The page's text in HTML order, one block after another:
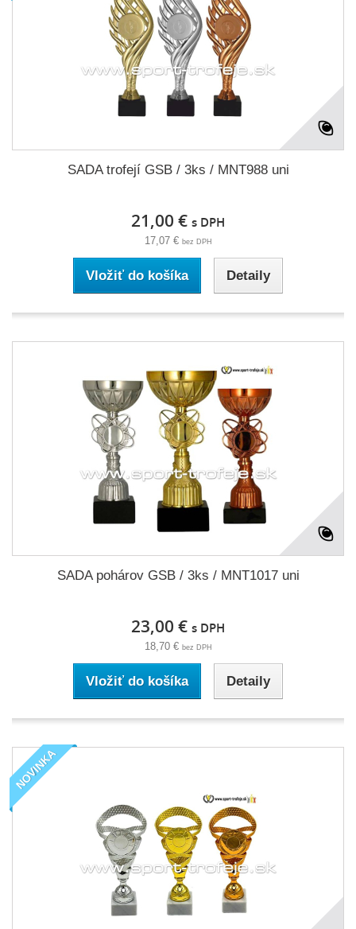
SADA trofejí GSB / 3ks / MNT988 uni
21,00 € s DPH
17,07 € bez DPH
Vložiť do košíka Detaily
SADA pohárov GSB / 3ks / MNT1017 uni
23,00 € s DPH
18,70 € bez DPH
Vložiť do košíka Detaily
NOVINKA